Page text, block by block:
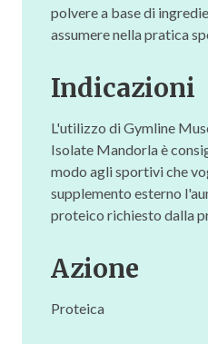
polvere a base di
assumere nella pratica
Indicazioni
L'utilizzo di Gymline
Isolate Mandorla è
modo agli sportivi che
supplemento esterno
proteico richiesto dalla
Azione
Proteica